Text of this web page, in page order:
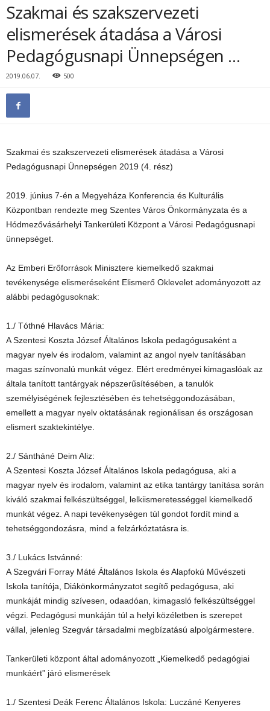
Szakmai és szakszervezeti
elismerések átadása a Városi
Pedagógusnapi Ünnepségen …
2019.06.07. 500
Szakmai és szakszervezeti elismerések átadása a Városi
Pedagógusnapi Ünnepségen 2019 (4. rész)
2019. június 7-én a Megyeháza Konferencia és Kulturális
Központban rendezte meg Szentes Város Önkormányzata és a
Hódmezővásárhelyi Tankerületi Központ a Városi Pedagógusnapi
ünnepséget.
Az Emberi Erőforrások Minisztere kiemelkedő szakmai
tevékenysége elismeréseként Elismerő Oklevelet adományozott az
alábbi pedagógusoknak:
1./ Tóthné Hlavács Mária:
A Szentesi Koszta József Általános Iskola pedagógusaként a
magyar nyelv és irodalom, valamint az angol nyelv tanításában
magas színvonalú munkát végez. Elért eredményei kimagaslóak az
általa tanított tantárgyak népszerűsítésében, a tanulók
személyiségének fejlesztésében és tehetséggondozásában,
emellett a magyar nyelv oktatásának regionálisan és országosan
elismert szaktekintélye.
2./ Sántháné Deim Aliz:
A Szentesi Koszta József Általános Iskola pedagógusa, aki a
magyar nyelv és irodalom, valamint az etika tantárgy tanítása során
kiváló szakmai felkészültséggel, lelkiismeretességgel kiemelkedő
munkát végez. A napi tevékenységen túl gondot fordít mind a
tehetséggondozásra, mind a felzárkóztatásra is.
3./ Lukács Istvánné:
A Szegvári Forray Máté Általános Iskola és Alapfokú Művészeti
Iskola tanítója, Diákönkormányzatot segítő pedagógusa, aki
munkáját mindig szívesen, odaadóan, kimagasló felkészültséggel
végzi. Pedagógusi munkáján túl a helyi közéletben is szerepet
vállal, jelenleg Szegvár társadalmi megbízatású alpolgármestere.
Tankerületi központ által adományozott „Kiemelkedő pedagógiai
munkáért” járó elismerések
1./ Szentesi Deák Ferenc Általános Iskola: Luczáné Kenyeres